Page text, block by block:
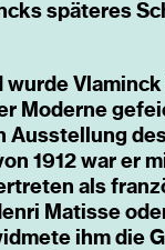
späteres
wurde
Moderne
Ausstellung
1912 war er
als
Matisse
ihm die